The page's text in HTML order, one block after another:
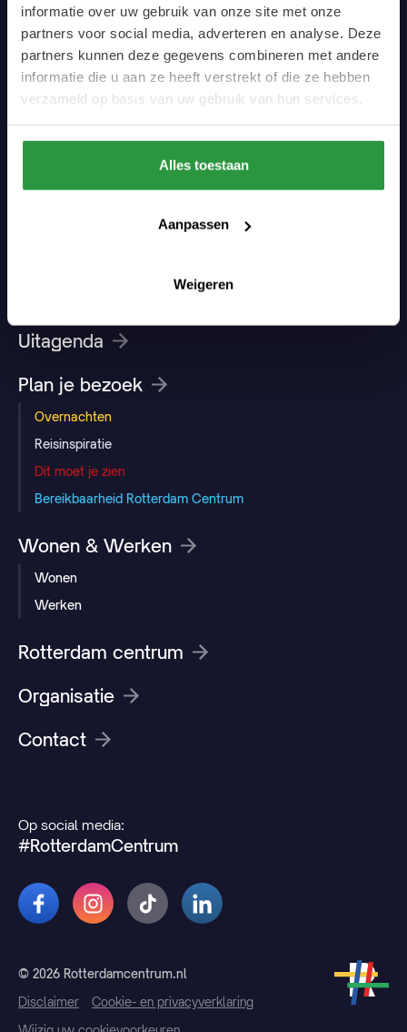
informatie over uw gebruik van onze site met onze
partners voor social media, adverteren en analyse. Deze
partners kunnen deze gegevens combineren met andere
informatie die u aan ze heeft verstrekt of die ze hebben
verzameld op basis van uw gebruik van hun services.
Alles toestaan
Aanpassen
Weigeren
Artikelen
Cultuur & Entertainment
Uitagenda
Plan je bezoek
Overnachten
Reisinspiratie
Dit moet je zien
Bereikbaarheid Rotterdam Centrum
Wonen & Werken
Wonen
Werken
Rotterdam centrum
Organisatie
Contact
Op social media:
#RotterdamCentrum
© 2026 Rotterdamcentrum.nl
Disclaimer
Cookie- en privacyverklaring